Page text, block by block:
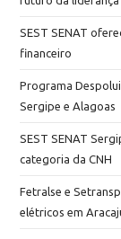
SEST SENAT
financeiro
Programa
Sergipe e Alagoas
SEST SENAT
categoria da CNH
Fetralse e
elétricos em